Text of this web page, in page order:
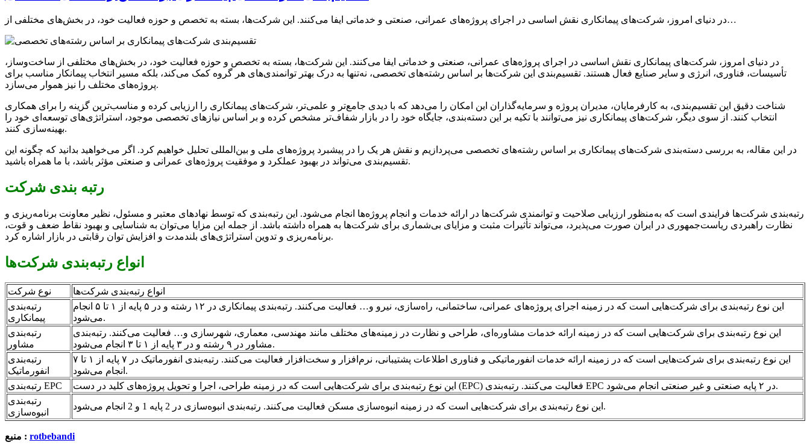
در دنیای امروز، شرکت‌های پیمانکاری نقش اساسی در اجرای پروژه‌های عمرانی، صنعتی و خدماتی ایفا می‌کنند. این شرکت‌ها، بسته به تخصص و حوزه فعالیت خود، در بخش‌های مختلفی از…
در دنیای امروز، شرکت‌های پیمانکاری نقش اساسی در اجرای پروژه‌های عمرانی، صنعتی و خدماتی ایفا می‌کنند. این شرکت‌ها، بسته به تخصص و حوزه فعالیت خود، در بخش‌های مختلفی از ساخت‌وساز،
تأسیسات، فناوری، انرژی و سایر صنایع فعال هستند. تقسیم‌بندی این شرکت‌ها بر اساس رشته‌های تخصصی، نه‌تنها به درک بهتر توانمندی‌های هر گروه کمک می‌کند، بلکه مسیر انتخاب پیمانکار مناسب برای
پروژه‌های مختلف را نیز هموار می‌سازد.
شناخت دقیق این تقسیم‌بندی، به کارفرمایان، مدیران پروژه و سرمایه‌گذاران این امکان را می‌دهد که با دیدی جامع‌تر و علمی‌تر، شرکت‌های پیمانکاری را ارزیابی کرده و مناسب‌ترین گزینه را برای همکاری
انتخاب کنند. از سوی دیگر، شرکت‌های پیمانکاری نیز می‌توانند با تکیه بر این دسته‌بندی، جایگاه خود را در بازار شفاف‌تر مشخص کرده و بر اساس نیازهای تخصصی موجود، استراتژی‌های توسعه‌ای خود را
بهینه‌سازی کنند.
در این مقاله، به بررسی دسته‌بندی شرکت‌های پیمانکاری بر اساس رشته‌های تخصصی می‌پردازیم و نقش هر یک را در پیشبرد پروژه‌های ملی و بین‌المللی تحلیل خواهیم کرد. اگر می‌خواهید بدانید که چگونه این
تقسیم‌بندی می‌تواند در بهبود عملکرد و موفقیت پروژه‌های عمرانی و صنعتی مؤثر باشد، با ما همراه باشید.
رتبه بندی شرکت
رتبه‌بندی شرکت‌ها فرایندی است که به‌منظور ارزیابی صلاحیت و توانمندی شرکت‌ها در ارائه خدمات و انجام پروژه‌ها انجام می‌شود. این رتبه‌بندی که توسط نهادهای معتبر و مسئول، نظیر معاونت برنامه‌ریزی و
نظارت راهبردی ریاست‌جمهوری در ایران صورت می‌پذیرد، می‌تواند تأثیرات مثبت و مزایای بی‌شماری برای شرکت‌ها به همراه داشته باشد. از جمله این مزایا می‌توان به شناسایی و بهبود نقاط ضعف و قوت،
برنامه‌ریزی و تدوین استراتژی‌های بلندمدت و افزایش توان رقابتی در بازار اشاره کرد.
انواع رتبه‌بندی شرکت‌ها
نوع شرکت
انواع رتبه‌بندی شرکت‌ها
رتبه‌بندی
پیمانکاری
این نوع رتبه‌بندی برای شرکت‌هایی است که در زمینه اجرای پروژه‌های عمرانی، ساختمانی، راه‌سازی، نیرو و… فعالیت می‌کنند. رتبه‌بندی پیمانکاری در ۱۲ رشته و در ۵ پایه از ۱ تا ۵ انجام
می‌شود.
رتبه‌بندی
مشاور
این نوع رتبه‌بندی برای شرکت‌هایی است که در زمینه ارائه خدمات مشاوره‌ای، طراحی و نظارت در زمینه‌های مختلف مانند مهندسی، معماری، شهرسازی و… فعالیت می‌کنند. رتبه‌بندی
مشاور در ۹ رشته و در ۳ پایه از ۱ تا ۳ انجام می‌شود.
رتبه‌بندی
انفورماتیک
این نوع رتبه‌بندی برای شرکت‌هایی است که در زمینه ارائه خدمات انفورماتیکی و فناوری اطلاعات پشتیبانی، نرم‌افزار و سخت‌افزار فعالیت می‌کنند. رتبه‌بندی انفورماتیک در ۷ پایه از ۱ تا ۷
انجام می‌شود.
رتبه‌بندی EPC
این نوع رتبه‌بندی برای شرکت‌هایی است که در زمینه طراحی، اجرا و تحویل پروژه‌های کلید در دست (EPC) فعالیت می‌کنند. رتبه‌بندی EPC در ۲ پایه صنعتی و غیر صنعتی انجام می‌شود.
رتبه‌بندی
انبوه‌سازی
این نوع رتبه‌بندی برای شرکت‌هایی است که در زمینه انبوه‌سازی مسکن فعالیت می‌کنند. رتبه‌بندی انبوه‌سازی در 2 پایه 1 و 2 انجام می‌شود.
منبع : rotbebandi